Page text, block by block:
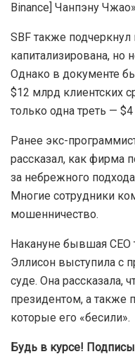
продают FTT на $500
Вероятно, такая
действительно
Alameda, поскольку
ринулись выводить
В том же документе
Tron и советника HTX
инвестором, но
Binance] Чанпэну Чжао».
SBF также подчеркнул
капитализирована, но
Однако в документе
$12 млрд клиентских
только одна треть — $4
Ранее экс-